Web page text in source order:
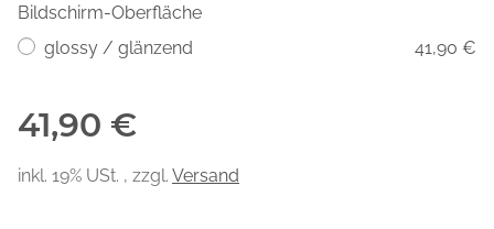
Bildschirm-Oberfläche
glossy / glänzend
41,90 €
41,90 €
inkl. 19% USt. , zzgl. Versand